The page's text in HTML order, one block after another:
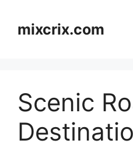
contentmixcrix.com
Scenic